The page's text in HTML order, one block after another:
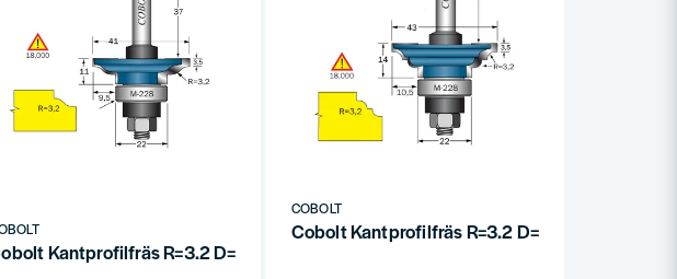
Kantprofilfräs R=3.2 D=41 L=11 F=9.5 S=8
COBOLT
Cobolt Kantprofilfräs R=3.2 D=43 L=14 F=10.5